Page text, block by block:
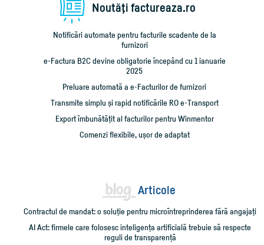
Noutăţi factureaza.ro
Notificări automate pentru facturile scadente de la
furnizori
e-Factura B2C devine obligatorie începând cu 1 ianuarie
2025
Preluare automată a e-Facturilor de furnizori
Transmite simplu și rapid notificările RO e-Transport
Export îmbunătățit al facturilor pentru Winmentor
Comenzi flexibile, ușor de adaptat
Articole
Contractul de mandat: o soluție pentru microîntreprinderea fără angajați
AI Act: firmele care folosesc inteligența artificială trebuie să respecte
reguli de transparență